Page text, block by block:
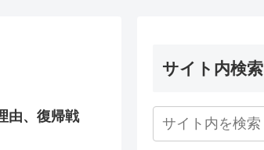
由、復帰戦
サイト内検索